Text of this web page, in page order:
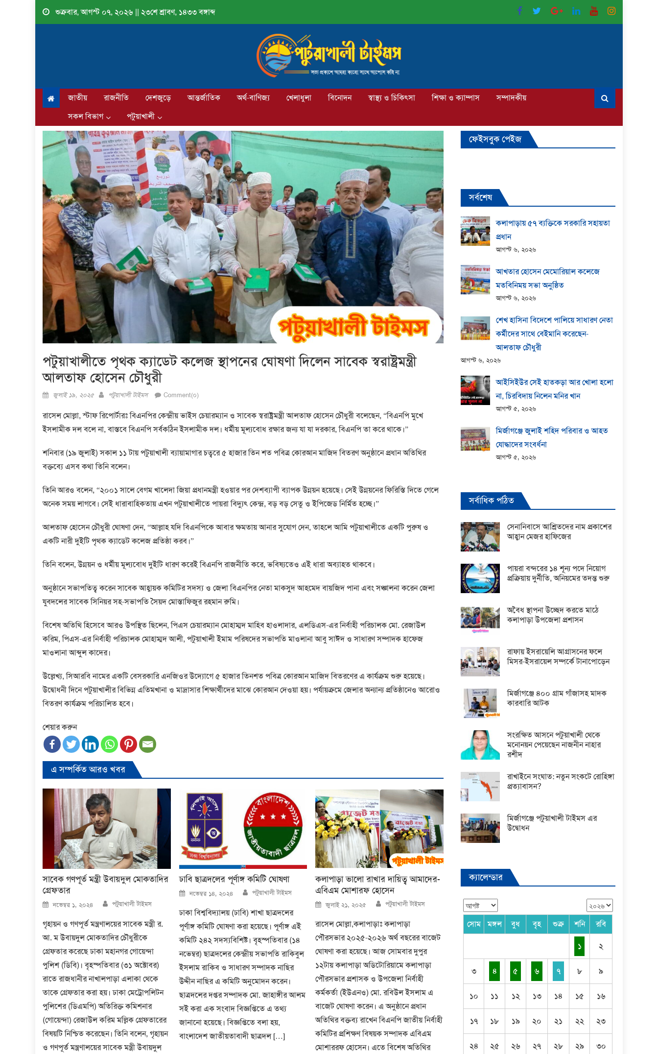
Skip
শুক্রবার, আগস্ট ০৭, ২০২৬ || ২৩শে শ্রাবণ, ১৪৩৩ বঙ্গাব্দ
জাতীয় রাজনীতি দেশজুড়ে আন্তর্জাতিক অর্থ-বাণিজ্য খেলাধুলা বিনোদন স্বাস্থ্য ও চিকিৎসা শিক্ষা ও ক্যাম্পাস
সম্পাদকীয়
সকল বিভাগ
পটুয়াখালী
পটুয়াখালীতে পৃথক ক্যাডেট কলেজ স্থাপনের ঘোষণা দিলেন সাবেক স্বরাষ্ট্রমন্ত্রী
আলতাফ হোসেন চৌধুরী
Posted
জুলাই ১৯, ২০২৫ Author
পটুয়াখালী টাইমস Comment(০)
রাসেল মোল্লা, স্টাফ রিপোর্টারঃ বিএনপির কেন্দ্রীয় ভাইস চেয়ারম্যান ও সাবেক স্বরাষ্ট্রমন্ত্রী আলতাফ হোসেন চৌধুরী বলেছেন, “বিএনপি মুখে
ইসলামীক দল বলে না, বাস্তবে বিএনপি সর্বকঠিন ইসলামীক দল। ধর্মীয় মূল্যবোধ রক্ষার জন্য যা যা দরকার, বিএনপি তা করে থাকে।”
শনিবার (১৯ জুলাই) সকাল ১১ টায় পটুয়াখালী ব্যায়ামাগার চত্বরে ৫ হাজার তিন শত পবিত্র কোরআন মাজিদ বিতরণ অনুষ্ঠানে প্রধান অতিথির
বক্তব্যে এসব কথা তিনি বলেন।
তিনি আরও বলেন, “২০০১ সালে বেগম খালেদা জিয়া প্রধানমন্ত্রী হওয়ার পর দেশব্যাপী ব্যাপক উন্নয়ন হয়েছে। সেই উন্নয়নের ফিরিস্তি দিতে গেলে
অনেক সময় লাগবে। সেই ধারাবাহিকতায় এখন পটুয়াখালীতে পায়রা বিদ্যুৎ কেন্দ্র, বড় বড় সেতু ও ইপিজেড নির্মিত হচ্ছে।”
আলতাফ হোসেন চৌধুরী ঘোষণা দেন, “আল্লাহ যদি বিএনপিকে আবার ক্ষমতায় আনার সুযোগ দেন, তাহলে আমি পটুয়াখালীতে একটি পুরুষ ও
একটি নারী দুইটি পৃথক ক্যাডেট কলেজ প্রতিষ্ঠা করব।”
তিনি বলেন, উন্নয়ন ও ধর্মীয় মূল্যবোধ দুইটি ধারণ করেই বিএনপি রাজনীতি করে, ভবিষ্যতেও এই ধারা অব্যাহত থাকবে।
অনুষ্ঠানে সভাপতিত্ব করেন সাবেক আহ্বায়ক কমিটির সদস্য ও জেলা বিএনপির নেতা মাকসুদ আহমেদ বায়জিদ পানা এবং সঞ্চালনা করেন জেলা
যুবদলের সাবেক সিনিয়র সহ-সভাপতি সৈয়দ মোস্তাফিজুর রহমান রুমি।
বিশেষ অতিথি হিসেবে আরও উপস্থিত ছিলেন, পিএস চেয়ারম্যান মোহাম্মদ মাহিব হাওলাদার, এলডিএস-এর নির্বাহী পরিচালক মো. রেজাউল
করিম, পিএস-এর নির্বাহী পরিচালক মোহাম্মদ আলী, পটুয়াখালী ইমাম পরিষদের সভাপতি মাওলানা আবু সাঈদ ও সাধারণ সম্পাদক হাফেজ
মাওলানা আব্দুল কাদের।
উল্লেখ্য, সিআরবি নামের একটি বেসরকারি এনজিওর উদ্যোগে ৫ হাজার তিনশত পবিত্র কোরআন মাজিদ বিতরণের এ কার্যক্রম শুরু হয়েছে।
উদ্বোধনী দিনে পটুয়াখালীর বিভিন্ন এতিমখানা ও মাদ্রাসার শিক্ষার্থীদের মাঝে কোরআন দেওয়া হয়। পর্যায়ক্রমে জেলার অন্যান্য প্রতিষ্ঠানেও আরোও
বিতরণ কার্যক্রম পরিচালিত হবে।
শেয়ার করুন
এ সম্পর্কিত আরও খবর
সাবেক গণপূর্ত মন্ত্রী উবায়দুল মোকতাদির
গ্রেফতার
Posted
on
নভেম্বর ১, ২০২৪ Author
পটুয়াখালী টাইমস
গৃহায়ন ও গণপূর্ত মন্ত্রণালয়ের সাবেক মন্ত্রী র.
আ. ম উবায়দুল মোকতাদির চৌধুরীকে
গ্রেফতার করেছে ঢাকা মহানগর গোয়েন্দা
পুলিশ (ডিবি)। বৃহস্পতিবার (৩১ অক্টোবর)
রাতে রাজধানীর নাখালপাড়া এলাকা থেকে
তাকে গ্রেফতার করা হয়। ঢাকা মেট্রোপলিটন
পুলিশের (ডিএমপি) অতিরিক্ত কমিশনার
(গোয়েন্দা) রেজাউল করিম মল্লিক গ্রেফতারের
বিষয়টি নিশ্চিত করেছেন। তিনি বলেন, গৃহায়ন
ও গণপূর্ত মন্ত্রণালয়ের সাবেক মন্ত্রী উবায়দুল
ঢাবি ছাত্রদলের পূর্ণাঙ্গ কমিটি ঘোষণা
Posted
on
নভেম্বর ১৪, ২০২৪ Author
পটুয়াখালী টাইমস
ঢাকা বিশ্ববিদ্যালয় (ঢাবি) শাখা ছাত্রদলের
পূর্ণাঙ্গ কমিটি ঘোষণা করা হয়েছে। পূর্ণাঙ্গ এই
কমিটি ২৪২ সদস্যবিশিষ্ট। বৃহস্পতিবার (১৪
নভেম্বর) ছাত্রদলের কেন্দ্রীয় সভাপতি রাকিবুল
ইসলাম রাকিব ও সাধারণ সম্পাদক নাছির
উদ্দীন নাছির এ কমিটি অনুমোদন করেন।
ছাত্রদলের দপ্তর সম্পাদক মো. জাহাঙ্গীর আলম
সই করা এক সংবাদ বিজ্ঞপ্তিতে এ তথ্য
জানানো হয়েছে। বিজ্ঞপ্তিতে বলা হয়,
বাংলাদেশ জাতীয়তাবাদী ছাত্রদল […]
কলাপাড়া ভালো রাখার দায়িত্ব আমাদের-
এবিএম মোশারফ হোসেন
Posted
on
জুলাই ২১, ২০২৫ Author
পটুয়াখালী টাইমস
রাসেল মোল্লা,কলাপাড়াঃ কলাপাড়া
পৌরসভার ২০২৫-২০২৬ অর্থ বছরের বাজেট
ঘোষণা করা হয়েছে। আজ সোমবার দুপুর
১২টায় কলাপাড়া অডিটোরিয়ামে কলাপাড়া
পৌরসভার প্রশাসক ও উপজেলা নির্বাহী
কর্মকর্তা (ইউএনও) মো. রবিউল ইসলাম এ
বাজেট ঘোষণা করেন। এ অনুষ্ঠানে প্রধান
অতিথির বক্তব্য রাখেন বিএনপি জাতীয় নির্বাহী
কমিটির প্রশিক্ষণ বিষয়ক সম্পাদক এবিএম
মোশাররফ হোসেন। এতে বিশেষ অতিথির
ফেইসবুক পেইজ
সর্বশেষ
কলাপাড়ায় ​৫৭ ব্যক্তিকে সরকারি সহায়তা
প্রধান
আগস্ট ৬, ২০২৬
আখতার হোসেন মেমোরিয়াল কলেজে
মতবিনিময় সভা অনুষ্ঠিত
আগস্ট ৬, ২০২৬
শেখ হাসিনা বিদেশে পালিয়ে সাধারণ নেতা
কর্মীদের সাথে বেইমানি করেছেন-
আলতাফ চৌধুরী
আগস্ট ৬, ২০২৬
আইসিইউর সেই হাতকড়া আর খোলা হলো
না, চিরবিদায় নিলেন মনির খান
আগস্ট ৫, ২০২৬
মির্জাগঞ্জে জুলাই শহিদ পরিবার ও আহত
যোদ্ধাদের সংবর্ধনা
আগস্ট ৫, ২০২৬
সর্বাধিক পঠিত
সেনানিবাসে আশ্রিতদের নাম প্রকাশের
আহ্বান মেজর হাফিজের
পায়রা বন্দরের ১৪ শূন্য পদে নিয়োগ
প্রক্রিয়ায় দুর্নীতি, অনিয়মের তদন্ত শুরু
অবৈধ স্থাপনা উচ্ছেদ করতে মাঠে
কলাপাড়া উপজেলা প্রশাসন
রাফায় ইসরায়েলি আগ্রাসনের ফলে
মিসর-ইসরায়েল সম্পর্কে টানাপোড়েন
মির্জাগঞ্জে ৪০০ গ্রাম গাঁজাসহ মাদক
কারবারি আটক
সংরক্ষিত আসনে পটুয়াখালী থেকে
মনোনয়ন পেয়েছেন নাজনীন নাহার
রশীদ
রাখাইনে সংঘাত: নতুন সংকটে রোহিঙ্গা
প্রত্যাবাসন?
মির্জাগঞ্জে পটুয়াখালী টাইমস এর
উদ্বোধন
ক্যালেন্ডার
সোম মঙ্গল বুধ বৃহ শুক্র শনি রবি
১ ২
৩ ৪ ৫ ৬ ৭ ৮ ৯
১০ ১১ ১২ ১৩ ১৪ ১৫ ১৬
১৭ ১৮ ১৯ ২০ ২১ ২২ ২৩
২৪ ২৫ ২৬ ২৭ ২৮ ২৯ ৩০